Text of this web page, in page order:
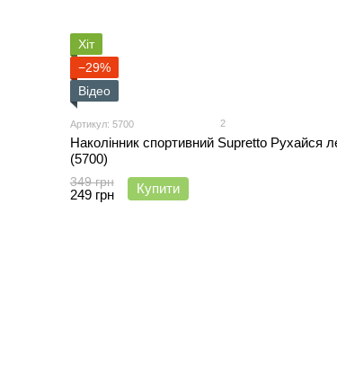
Хіт
−29%
Відео
Артикул: 5700 2
Наколiнник спортивний Supretto Рухайся
(5700)
349 грн
249 грн Купити